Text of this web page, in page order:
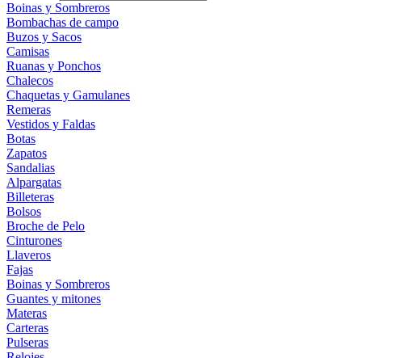
Boinas y Sombreros
Bombachas de campo
Buzos y Sacos
Camisas
Ruanas y Ponchos
Chalecos
Chaquetas y Gamulanes
Remeras
Vestidos y Faldas
Botas
Zapatos
Sandalias
Alpargatas
Billeteras
Bolsos
Broche de Pelo
Cinturones
Llaveros
Fajas
Boinas y Sombreros
Guantes y mitones
Materas
Carteras
Pulseras